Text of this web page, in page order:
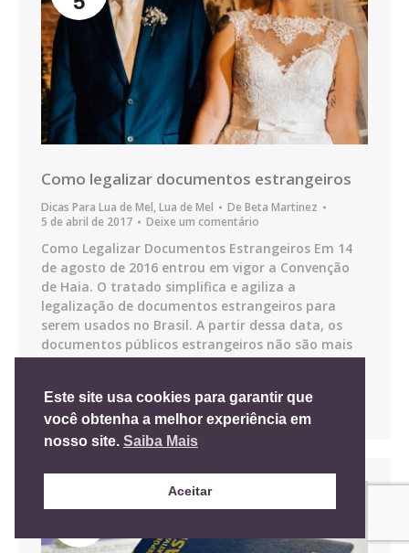
Como legalizar documentos estrangeiros
Dicas Para Lua de Mel,Lua de Mel De Beta Martinez
5 de abril de 2017
Deixe um comentário
Como Legalizar Documentos Estrangeiros Em 14
de agosto de 2016 entrou em vigor a Convenção
de Haia. O tratado simplifica e agiliza a
legalização de documentos estrangeiros para
serem usados no Brasil. A partir dessa data, os
documentos públicos estrangeiros não são mais
Detalhes
Este site usa cookies para garantir que
você obtenha a melhor experiência em
nosso site. Saiba Mais
Aceitar